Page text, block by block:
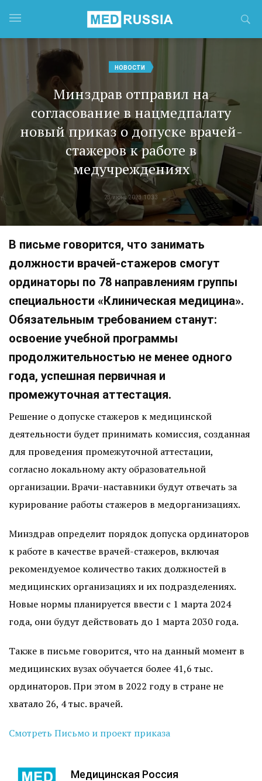
НОВОСТИ
Минздрав отправил на
согласование в нацмедпалату
новый приказ о допуске врачей-
стажеров к работе в
медучреждениях
23 июня 2023 10:33
В письме говорится, что занимать
должности врачей-стажеров смогут
ординаторы по 78 направлениям группы
специальности «Клиническая медицина».
Обязательным требованием станут:
освоение учебной программы
продолжительностью не менее одного
года, успешная первичная и
промежуточная аттестация.
Решение о допуске стажеров к медицинской
деятельности будет принимать комиссия, созданная
для проведения промежуточной аттестации,
согласно локальному акту образовательной
организации. Врачи-наставники будут отвечать за
курирование работы стажеров в медорганизациях.
Минздрав определит порядок допуска ординаторов
к работе в качестве врачей-стажеров, включая
рекомендуемое количество таких должностей в
медицинских организациях и их подразделениях.
Новые нормы планируется ввести с 1 марта 2024
года, они будут действовать до 1 марта 2030 года.
Также в письме говорится, что на данный момент в
медицинских вузах обучается более 41,6 тыс.
ординаторов. При этом в 2022 году в стране не
хватало 26, 4 тыс. врачей.
Смотреть Письмо и проект приказа
Медицинская Россия